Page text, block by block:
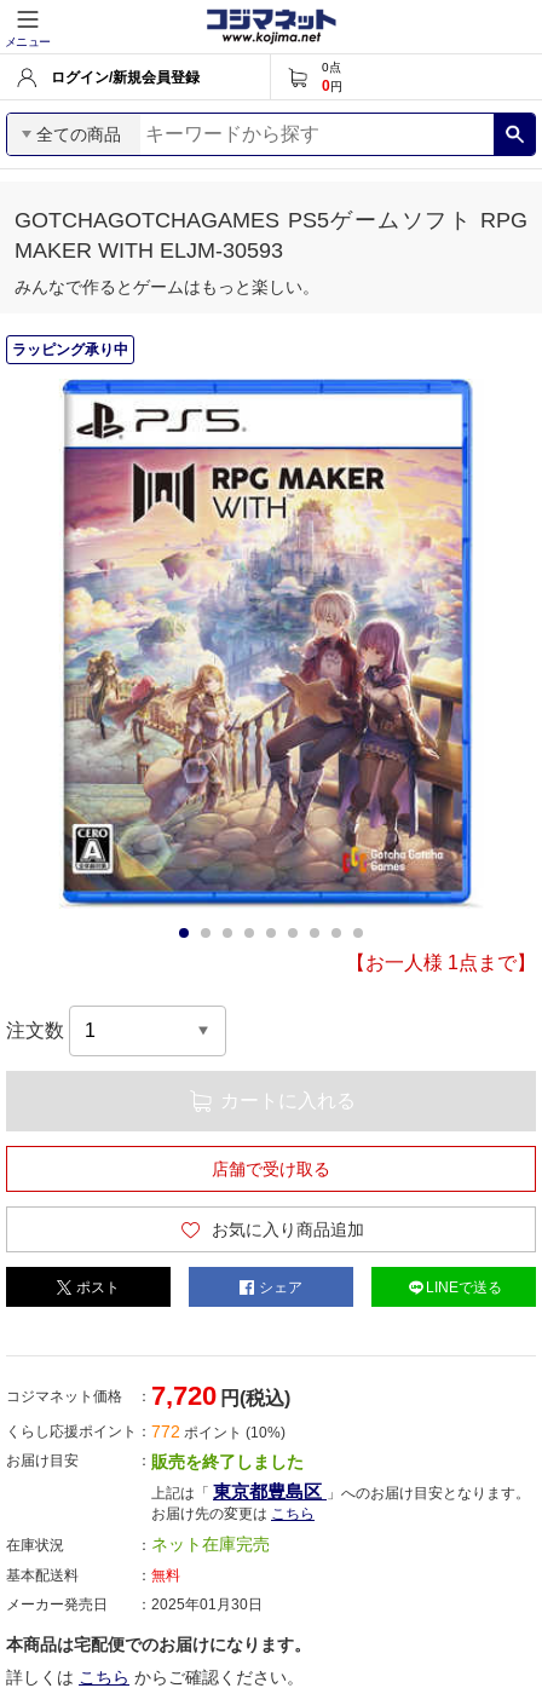
メニュー
ログイン/新規会員登録
0点
0円
全ての商品
GOTCHAGOTCHAGAMES PS5ゲームソフト RPG
MAKER WITH ELJM-30593
みんなで作るとゲームはもっと楽しい。
ラッピング承り中
【お一人様 1点まで】
注文数
カートに入れる
店舗で受け取る
お気に入り商品追加
ポスト シェア LINEで送る
コジマネット価格 7,720 円(税込)
くらし応援ポイント 772 ポイント (10%)
お届け目安
販売を終了しました
上記は「 東京都豊島区 」へのお届け目安となります。
お届け先の変更は こちら
在庫状況
ネット在庫完売
基本配送料
無料
メーカー発売日
2025年01月30日
本商品は宅配便でのお届けになります。
詳しくは こちら からご確認ください。